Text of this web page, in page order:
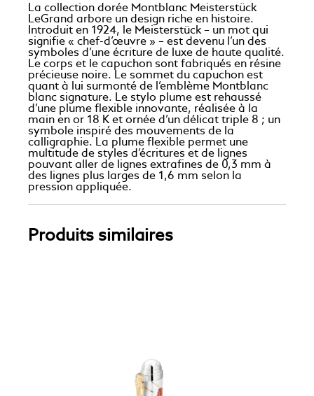
La collection dorée Montblanc Meisterstück
LeGrand arbore un design riche en histoire.
Introduit en 1924, le Meisterstück – un mot qui
signifie « chef-d’œuvre » – est devenu l’un des
symboles d’une écriture de luxe de haute qualité.
Le corps et le capuchon sont fabriqués en résine
précieuse noire. Le sommet du capuchon est
quant à lui surmonté de l’emblème Montblanc
blanc signature. Le stylo plume est rehaussé
d’une plume flexible innovante, réalisée à la
main en or 18 K et ornée d’un délicat triple 8 ; un
symbole inspiré des mouvements de la
calligraphie. La plume flexible permet une
multitude de styles d’écritures et de lignes
pouvant aller de lignes extrafines de 0,3 mm à
des lignes plus larges de 1,6 mm selon la
pression appliquée.
Produits similaires